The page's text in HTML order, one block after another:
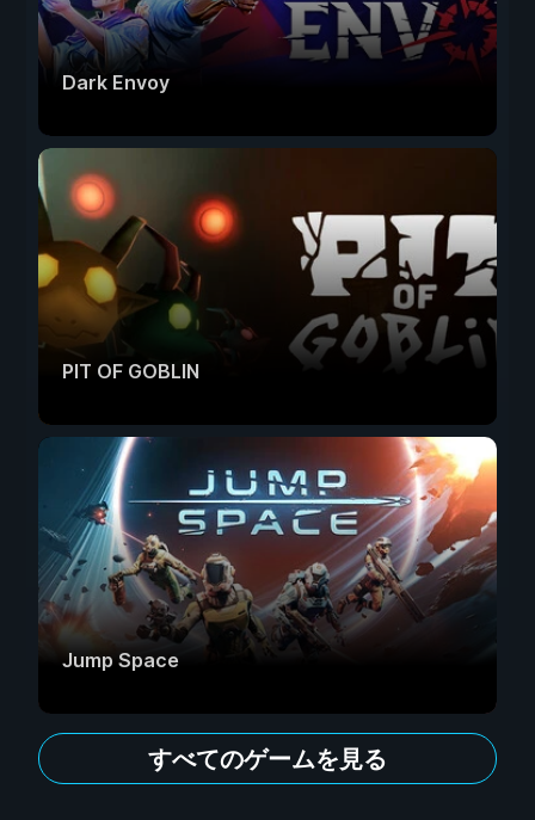
Dark Envoy
PIT OF GOBLIN
Jump Space
すべてのゲームを見る